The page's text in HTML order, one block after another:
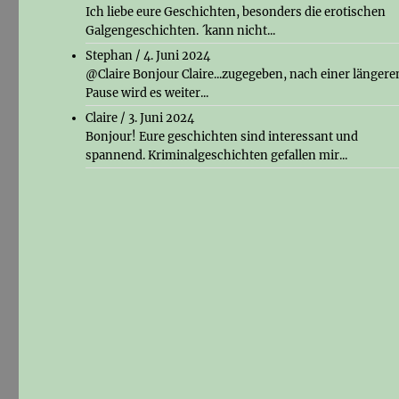
Ich liebe eure Geschichten, besonders die erotischen
Galgengeschichten. ´kann nicht...
Stephan /4. Juni 2024
@Claire Bonjour Claire...zugegeben, nach einer
Pause wird es weiter...
Claire / 3. Juni 2024
Bonjour! Eure geschichten sind interessant und
spannend. Kriminalgeschichten gefallen mir...